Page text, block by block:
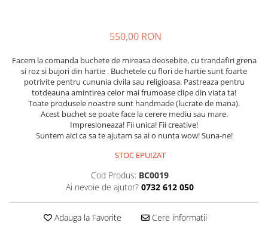
550,00 RON
Facem la comanda buchete de mireasa deosebite, cu trandafiri grena
si roz si bujori din hartie . Buchetele cu flori de hartie sunt foarte
potrivite pentru cununia civila sau religioasa. Pastreaza pentru
totdeauna amintirea celor mai frumoase clipe din viata ta!
Toate produsele noastre sunt handmade (lucrate de mana).
Acest buchet se poate face la cerere mediu sau mare.
Impresioneaza! Fii unica! Fii creative!
Suntem aici ca sa te ajutam sa ai o nunta wow! Suna-ne!
STOC EPUIZAT
Cod Produs: BC0019
Ai nevoie de ajutor? 0732 612 050
Adauga la Favorite Cere informatii